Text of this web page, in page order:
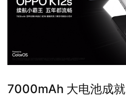
7000mAh 大电池成